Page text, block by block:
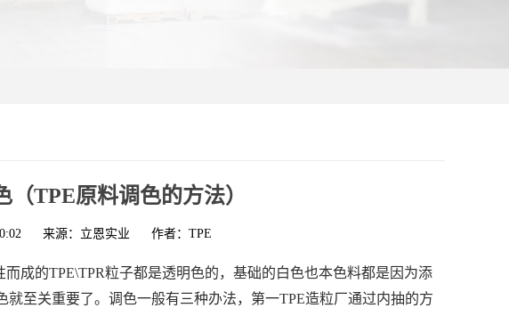
TPE原料调色的方法）
来源：立恩实业 作者：TPE
成的TPE\TPR粒子都是透明色的，基础的白色也本色料都是因为添
至关重要了。调色一般有三种办法，第一TPE造粒厂通过内抽的方